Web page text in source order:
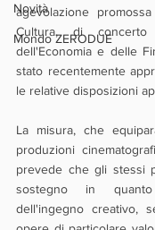
Novità
Mondo ZERODUE
agevolazione
Cultura, di
dell'Economia e delle
stato recentemente
le relative disposizioni
La misura, che
produzioni
prevede che gli stessi
sostegno in
dell'ingegno creativo,